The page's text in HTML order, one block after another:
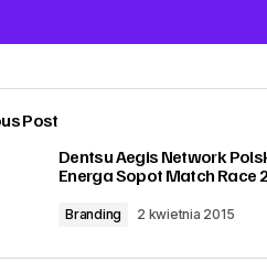
zalogować
Post
Dentsu Aegis Network
Energa Sopot Match Race
Branding 2 kwietnia 2015